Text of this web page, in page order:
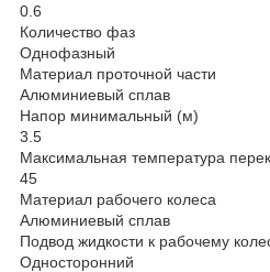
0.6
Количество фаз
Однофазный
Материал проточной части
Алюминиевый сплав
Напор минимальный (м)
3.5
Максимальная температура
45
Материал рабочего колеса
Алюминиевый сплав
Подвод жидкости к рабочему
Односторонний